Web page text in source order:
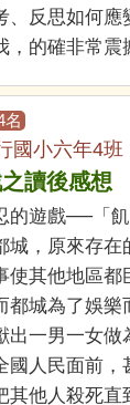
、反思如何應
，的確非常震
名
國小六年4
讀後感想
的遊戲──「
城，原來存在
使其他地區都
都城為了娛樂
出一男一女做
國人民面前，
其他人殺死直